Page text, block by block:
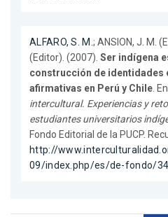
ALFARO, S. M.; ANSION, J. M.
(Editor). (2007). Ser indígena
construcción de identidades
afirmativas en Perú y Chile. En
intercultural. Experiencias y
estudiantes universitarios
Fondo Editorial de la PUCP.
http://
09/index.php/es/de-fondo/